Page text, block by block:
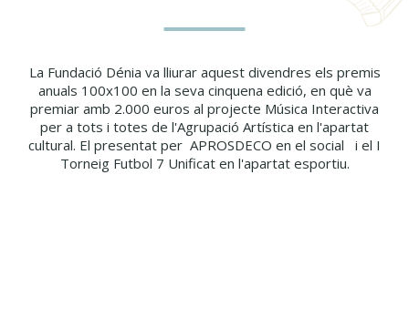
La Fundació Dénia va lliurar aquest divendres els premis
anuals 100x100 en la seva cinquena edició, en què va
premiar amb 2.000 euros al projecte Música Interactiva
per a tots i totes de l'Agrupació Artística en l'apartat
cultural. El presentat per APROSDECO en el social i el I
Torneig Futbol 7 Unificat en l'apartat esportiu.